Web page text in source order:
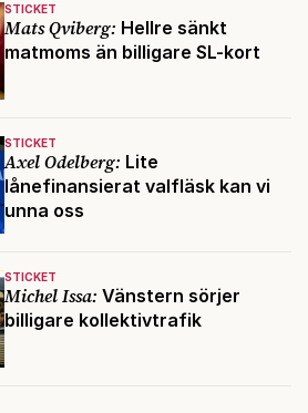
STICKET
Mats Qviberg: Hellre sänkt
matmoms än billigare SL-kort
STICKET
Axel Odelberg: Lite
lånefinansierat valfläsk kan vi
unna oss
STICKET
Michel Issa: Vänstern sörjer
billigare kollektivtrafik